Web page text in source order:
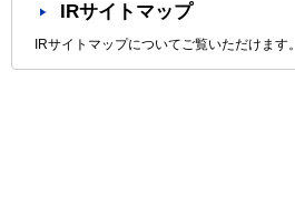
IRサイトマップ
IRサイトマップについてご覧いただけます。